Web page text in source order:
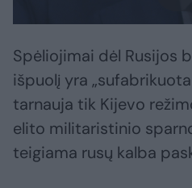
Spėliojimai dėl Rusijos
išpuolį yra
tarnauja tik Kijevo
elito militaristinio
teigiama rusų kalba